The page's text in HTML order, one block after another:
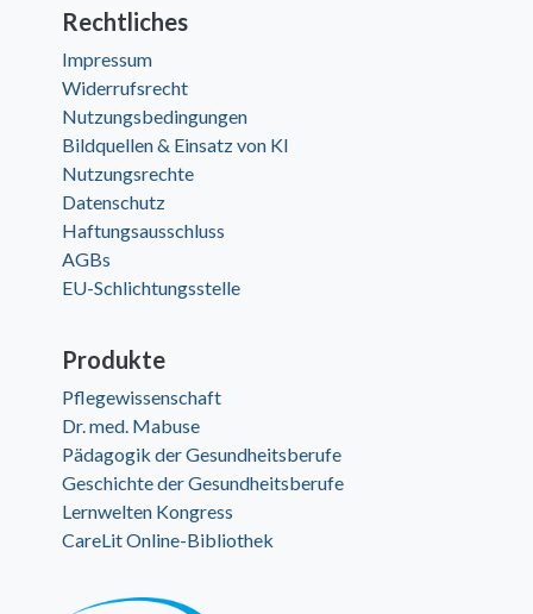
Rechtliches
Impressum
Widerrufsrecht
Nutzungsbedingungen
Bildquellen & Einsatz von KI
Nutzungsrechte
Datenschutz
Haftungsausschluss
AGBs
EU-Schlichtungsstelle
Produkte
Pflegewissenschaft
Dr. med. Mabuse
Pädagogik der Gesundheitsberufe
Geschichte der Gesundheitsberufe
Lernwelten Kongress
CareLit Online-Bibliothek